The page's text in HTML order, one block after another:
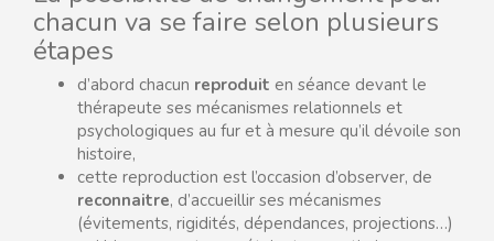
chacun va se faire selon plusieurs
étapes
d’abord chacun reproduit en séance devant le
thérapeute ses mécanismes relationnels et
psychologiques au fur et à mesure qu’il dévoile son
histoire,
cette reproduction est l’occasion d’observer, de
reconnaitre, d’accueillir ses mécanismes
(évitements, rigidités, dépendances, projections…)